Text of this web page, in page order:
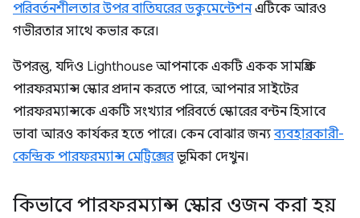
পরিবর্তনশীলতার উপর বাতিঘরের ডকুমেন্টেশনএটিকে আরও
গভীরতার সাথে কভার করে।
উপরন্তু, যদিও Lighthouse আপনাকে একটি একক সামগ্রিক
পারফরম্যান্স স্কোর প্রদান করতে পারে, আপনার সাইটের
পারফরম্যান্সকে একটি সংখ্যার পরিবর্তে স্কোরের বন্টন হিসাবে
ভাবা আরও কার্যকর হতে পারে। কেন বোঝার জন্যব্যবহারকারী-
কেন্দ্রিক পারফরম্যান্স মেট্রিক্সেরভূমিকা দেখুন।
কিভাবে পারফরম্যান্স স্কোর ওজন করা হয়